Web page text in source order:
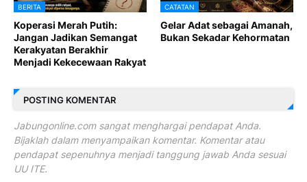
BERITA
Koperasi Merah Putih:
Jangan Jadikan Semangat
Kerakyatan Berakhir
Menjadi Kekecewaan Rakyat
CATATAN
Gelar Adat sebagai Amanah,
Bukan Sekadar Kehormatan
POSTING KOMENTAR
Jabungonline.com sangat menghargai pendapat Anda.
Bijaklah dalam menyampaikan komentar. Komentar atau
pendapat sepenuhnya menjadi tanggung jawab Anda sesuai
UU ITE.